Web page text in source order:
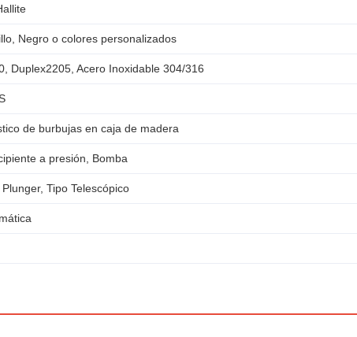
Negro o colores personalizados
Duplex2205, Acero Inoxidable 304/316
de burbujas en caja de madera
a presión, Bomba
Tipo Telescópico